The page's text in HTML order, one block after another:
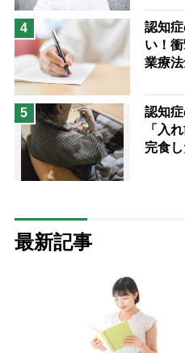
なが
4
認知
い！
業療
5
認知
「入
完食
最新記事